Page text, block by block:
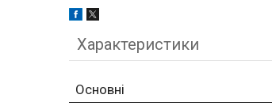
Характеристики
Основні